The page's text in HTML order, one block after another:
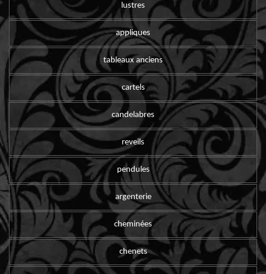
lustres
appliques
tableaux anciens
cartels
candelabres
reveils
pendules
argenterie
cheminées
chenets